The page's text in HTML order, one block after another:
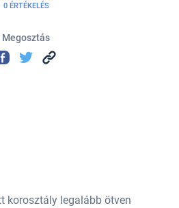
0 ÉRTÉKELÉS
Megosztás
korosztály legalább ötven